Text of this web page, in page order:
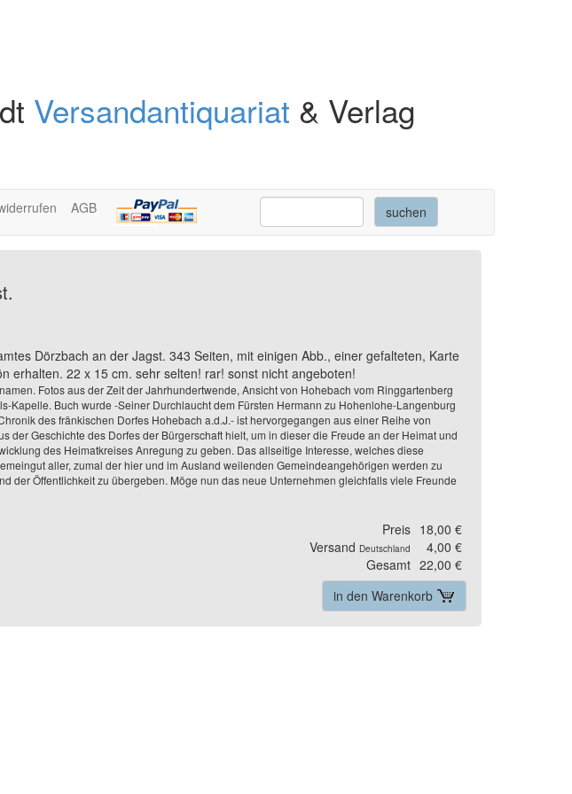
Versandantiquariat & Verlag
AGB
Dörzbach an der Jagst. 343 Seiten, mit einigen Abb., einer gefalteten, Karte
erhalten. 22 x 15 cm. sehr selten! rar! sonst nicht angeboten!
Fotos aus der Zeit der Jahrhundertwende, Ansicht von Hohebach vom Ringgartenberg
Kapelle. Buch wurde -Seiner Durchlaucht dem Fürsten Hermann zu Hohenlohe-Langenburg
des fränkischen Dorfes Hohebach a.d.J.- ist hervorgegangen aus einer Reihe von
Geschichte des Dorfes der Bürgerschaft hielt, um in dieser die Freude an der Heimat und
des Heimatkreises Anregung zu geben. Das allseitige Interesse, welches diese
aller, zumal der hier und im Ausland weilenden Gemeindeangehörigen werden zu
der Öffentlichkeit zu übergeben. Möge nun das neue Unternehmen gleichfalls viele Freunde
Preis 18,00 €
Versand Deutschland
4,00 €
Gesamt 22,00 €
in den Warenkorb